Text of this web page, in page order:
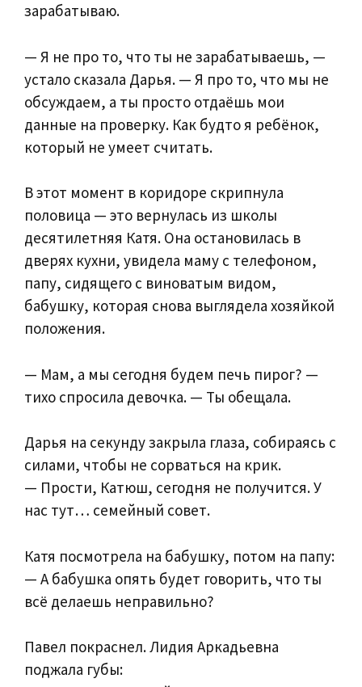
зарабатываю.
— Я не про то, что ты не зарабатываешь, —
устало сказала Дарья. — Я про то, что мы не
обсуждаем, а ты просто отдаёшь мои
данные на проверку. Как будто я ребёнок,
который не умеет считать.
В этот момент в коридоре скрипнула
половица — это вернулась из школы
десятилетняя Катя. Она остановилась в
дверях кухни, увидела маму с телефоном,
папу, сидящего с виноватым видом,
бабушку, которая снова выглядела хозяйкой
положения.
— Мам, а мы сегодня будем печь пирог? —
тихо спросила девочка. — Ты обещала.
Дарья на секунду закрыла глаза, собираясь с
силами, чтобы не сорваться на крик.
— Прости, Катюш, сегодня не получится. У
нас тут… семейный совет.
Катя посмотрела на бабушку, потом на папу:
— А бабушка опять будет говорить, что ты
всё делаешь неправильно?
Павел покраснел. Лидия Аркадьевна
поджала губы: